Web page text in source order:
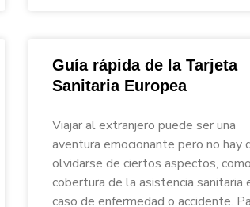
Guía rápida de la Tarjeta
Sanitaria Europea
Viajar al extranjero puede ser una
aventura emocionante pero no hay
olvidarse de ciertos aspectos,
cobertura de la asistencia sanitaria
caso de enfermedad o accidente.